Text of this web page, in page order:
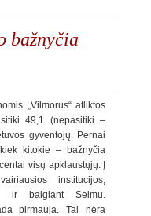
bažnyčia
„Vilmorus“ atliktos
49,1 (nepasitiki –
gyventojų. Pernai
kitokie – bažnyčia
visų apklaustųjų. Į
institucijos,
ir baigiant Seimu.
pirmauja. Tai nėra